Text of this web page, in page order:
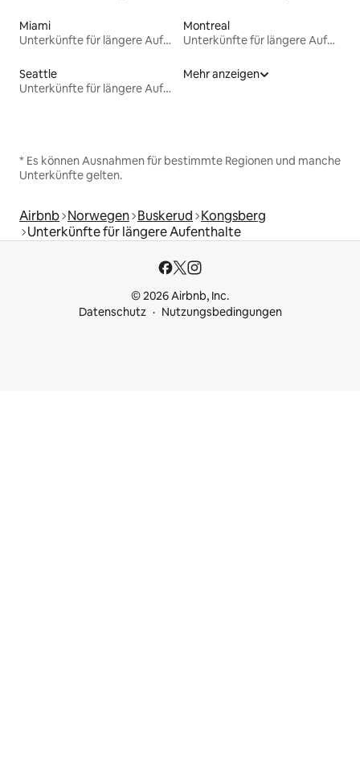
Miami
Unterkünfte für längere Aufenthalte
Montreal
Unterkünfte für längere Aufenthalte
Seattle
Unterkünfte für längere Aufenthalte
Mehr anzeigen
* Es können Ausnahmen für bestimmte Regionen und manche
Unterkünfte gelten.
Airbnb Norwegen Buskerud Kongsberg
Unterkünfte für längere Aufenthalte
© 2026 Airbnb, Inc.
Datenschutz
Nutzungsbedingungen